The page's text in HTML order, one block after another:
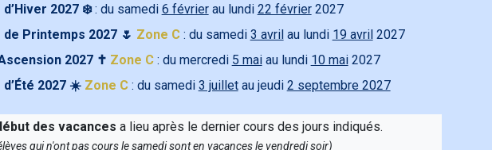
2027 ❄️: du samedi 6 févrierau lundi 22 février2027
Printemps 2027 🌷 Zone C: du samedi 3 avril au lundi 19 avril 2027
2027 ✝️ Zone C: du mercredi 5 maiau lundi 10 mai2027
2027 ☀️ Zone C: du samedi 3 juilletau jeudi 2 septembre 2027
des vacances a lieu après le dernier cours des jours indiqués.
qui n'ont pas cours le samedi sont en vacances le vendredi soir)